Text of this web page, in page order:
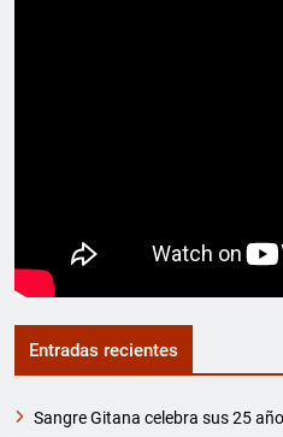
Entradas recientes
Sangre Gitana celebra sus 25